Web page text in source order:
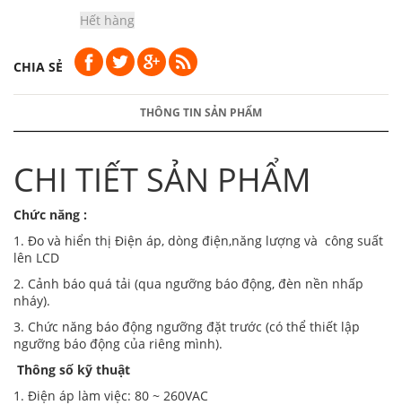
Hết hàng
CHIA SẺ
THÔNG TIN SẢN PHẨM
CHI TIẾT SẢN PHẨM
Chức năng :
1. Đo và hiển thị Điện áp, dòng điện,năng lượng và công suất
lên LCD
2. Cảnh báo quá tải (qua ngưỡng báo động, đèn nền nhấp
nháy).
3. Chức năng báo động ngưỡng đặt trước (có thể thiết lập
ngưỡng báo động của riêng mình).
Thông số kỹ thuật
1. Điện áp làm việc: 80 ~ 260VAC